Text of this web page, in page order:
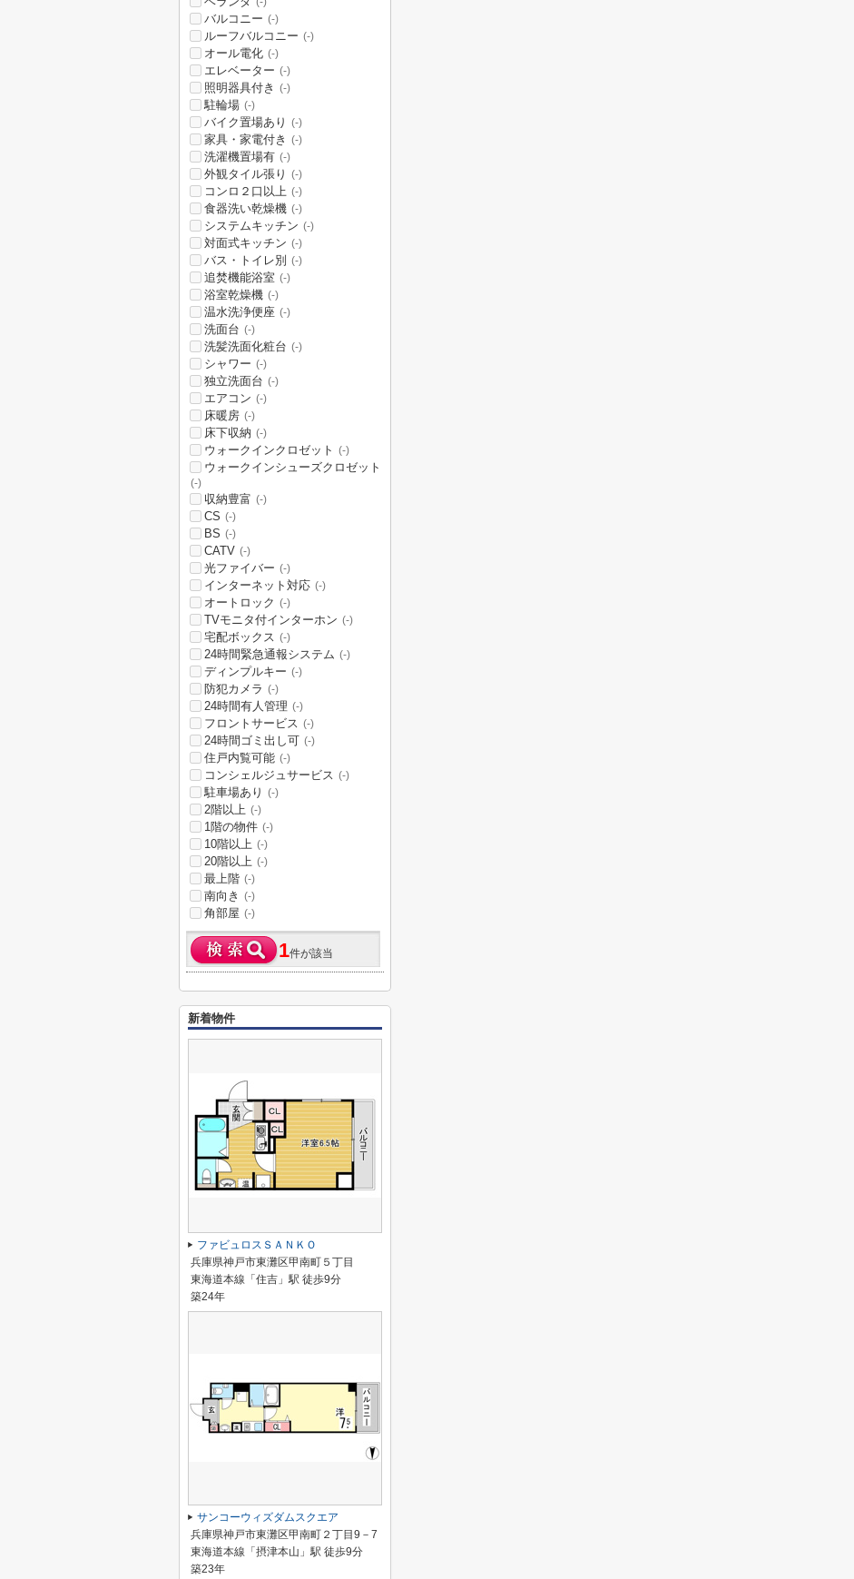
バルコニー (-)
ルーフバルコニー (-)
オール電化 (-)
エレベーター (-)
照明器具付き (-)
駐輪場 (-)
バイク置場あり (-)
家具・家電付き (-)
洗濯機置場有 (-)
外観タイル張り (-)
コンロ２口以上 (-)
食器洗い乾燥機 (-)
システムキッチン (-)
対面式キッチン (-)
バス・トイレ別 (-)
追焚機能浴室 (-)
浴室乾燥機 (-)
温水洗浄便座 (-)
洗面台 (-)
洗髪洗面化粧台 (-)
シャワー (-)
独立洗面台 (-)
エアコン (-)
床暖房 (-)
床下収納 (-)
ウォークインクロゼット (-)
ウォークインシューズクロゼット
(-)
収納豊富 (-)
CS (-)
BS (-)
CATV (-)
光ファイバー (-)
インターネット対応 (-)
オートロック (-)
TVモニタ付インターホン (-)
宅配ボックス (-)
24時間緊急通報システム (-)
ディンプルキー (-)
防犯カメラ (-)
24時間有人管理 (-)
フロントサービス (-)
24時間ゴミ出し可 (-)
住戸内覧可能 (-)
コンシェルジュサービス (-)
駐車場あり (-)
2階以上 (-)
1階の物件 (-)
10階以上 (-)
20階以上 (-)
最上階 (-)
南向き (-)
角部屋 (-)
1件が該当
新着物件
ファビュロスＳＡＮＫＯ
兵庫県神戸市東灘区甲南町５丁目
東海道本線「住吉」駅 徒歩9分
築24年
サンコーウィズダムスクエア
兵庫県神戸市東灘区甲南町２丁目9－7
東海道本線「摂津本山」駅 徒歩9分
築23年